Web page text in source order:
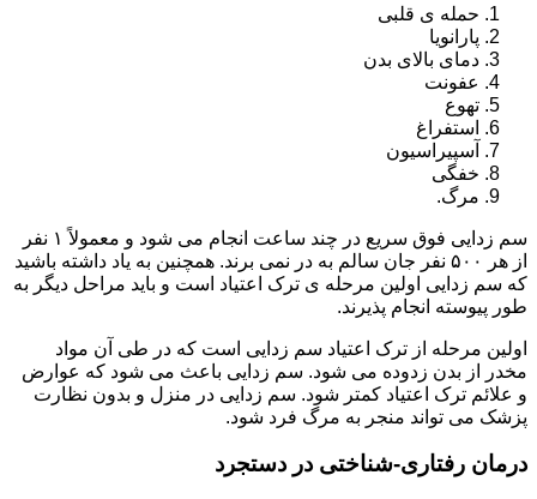
حمله ی قلبی
پارانویا
دمای بالای بدن
عفونت
تهوع
استفراغ
آسپیراسیون
خفگی
مرگ.
سم زدایی فوق سریع در چند ساعت انجام می شود و معمولاً ۱ نفر
از هر ۵۰۰ نفر جان سالم به در نمی برند. همچنین به یاد داشته باشید
که سم زدایی اولین مرحله ی ترک اعتیاد است و باید مراحل دیگر به
طور پیوسته انجام پذیرند.
اولین مرحله از ترک اعتیاد سم زدایی است که در طی آن مواد
مخدر از بدن زدوده می شود. سم زدایی باعث می شود که عوارض
و علائم ترک اعتیاد کمتر شود. سم زدایی در منزل و بدون نظارت
پزشک می تواند منجر به مرگ فرد شود.
درمان رفتاری-شناختی در دستجرد